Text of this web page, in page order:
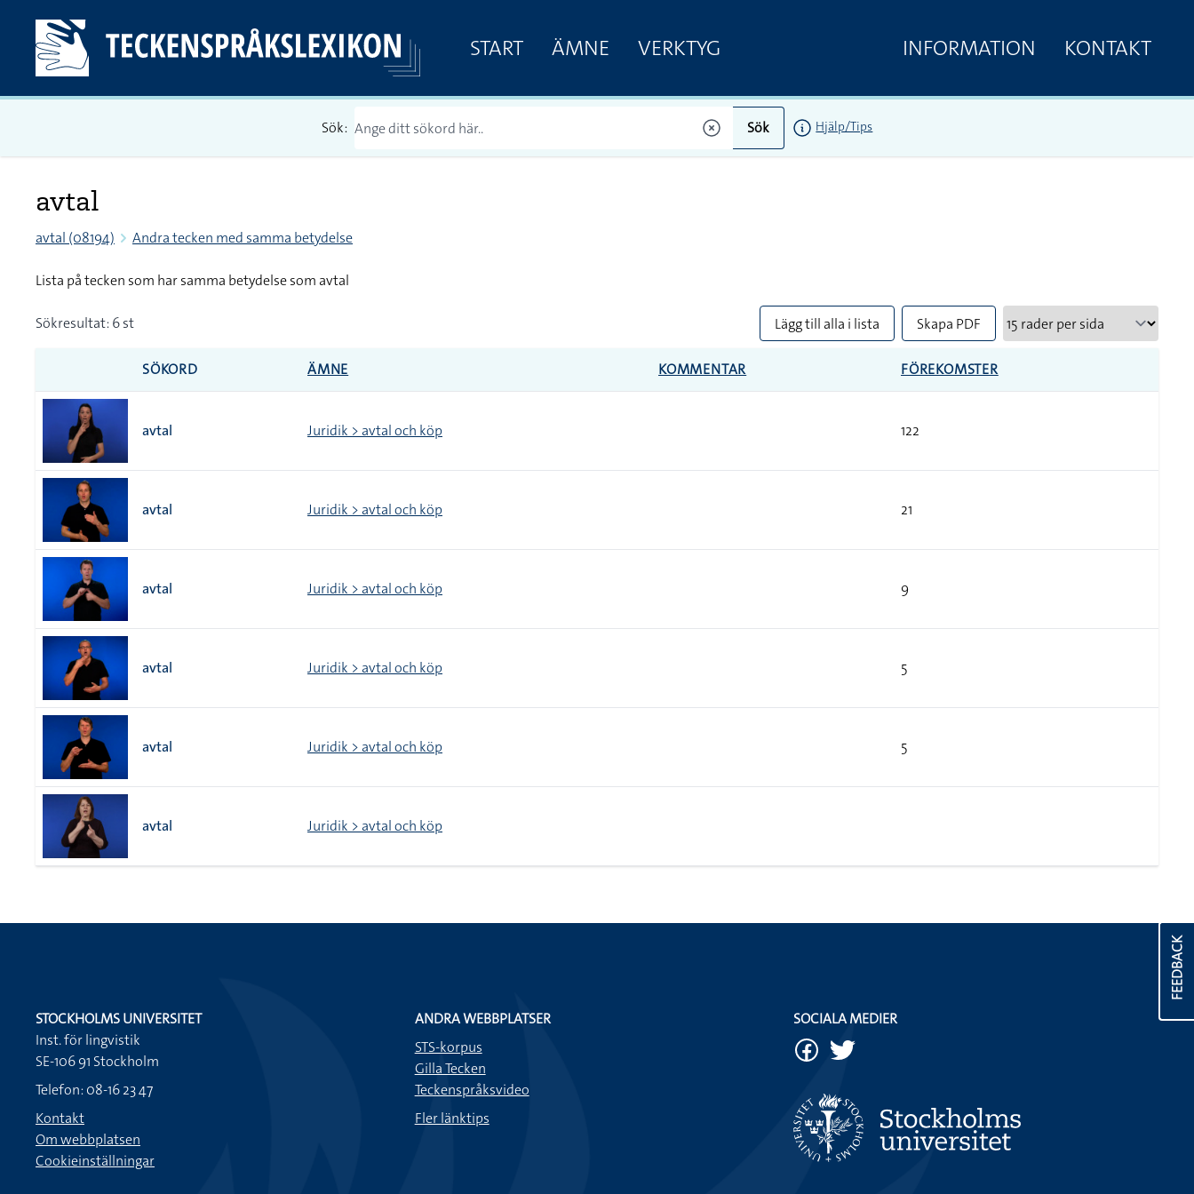
START ÄMNE VERKTYG INFORMATION KONTAKT
Sök: Sök Hjälp/Tips
avtal
avtal (08194) Andra tecken med samma betydelse
Lista på tecken som har samma betydelse som avtal
Sökresultat: 6 st Lägg till alla i lista Skapa PDF
SÖKORD ÄMNE KOMMENTAR FÖREKOMSTER
avtal Juridik > avtal och köp 122
avtal Juridik > avtal och köp 21
avtal Juridik > avtal och köp 9
avtal Juridik > avtal och köp 5
avtal Juridik > avtal och köp 5
avtal Juridik > avtal och köp
FEEDBACK
STOCKHOLMS UNIVERSITET
Inst. för lingvistik
SE-106 91 Stockholm
Telefon: 08-16 23 47
Kontakt
Om webbplatsen
Cookieinställningar
ANDRA WEBBPLATSER
STS-korpus
Gilla Tecken
Teckenspråksvideo
Fler länktips
SOCIALA MEDIER